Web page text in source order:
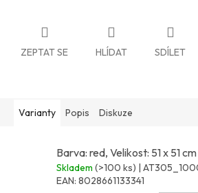
ZEPTAT SE HLÍDAT SDÍLET
Varianty Popis Diskuze
Barva: red, Velikost: 51 x 51 cm
Skladem (>100 ks) |
EAN: 8028661133341